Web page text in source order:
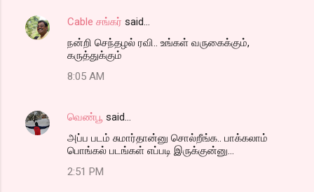
Cable சங்கர் said…
நன்றி செந்தழல் ரவி.. உங்கள் வருகைக்கும்,
கருத்துக்கும்
8:05 AM
வெண்பூ said…
அப்ப படம் சுமார்தான்னு சொல்றீங்க.. பாக்கலாம்
பொங்கல் படங்கள் எப்படி இருக்குன்னு...
2:51 PM